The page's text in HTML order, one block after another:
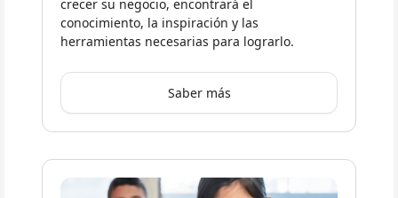
crecer su negocio, encontrará el
conocimiento, la inspiración y las
herramientas necesarias para lograrlo.
Saber más